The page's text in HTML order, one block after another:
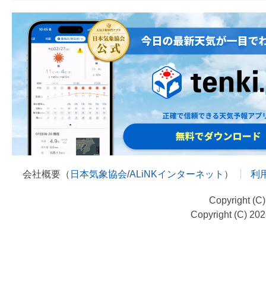
会社概要（ 日本気象協会/ALiNKインターネット ） 利
Copyright
Copyright (C)